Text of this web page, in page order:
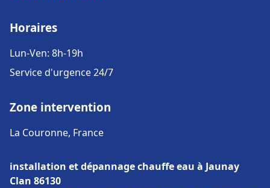
Horaires
Lun-Ven: 8h-19h
Service d'urgence 24/7
Zone intervention
La Couronne, France
installation et dépannage chauffe eau à Jaunay
Clan 86130